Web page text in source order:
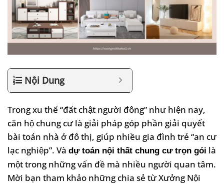
Nội Dung
Trong xu thế “đất chật người đông” như hiện nay,
căn hộ chung cư là giải pháp góp phần giải quyết
bài toán nhà ở đô thị, giúp nhiều gia đình trẻ “an cư
lạc nghiệp”. Và dự toán nội thất chung cư trọn gói là
một trong những vấn đề mà nhiều người quan tâm.
Mời bạn tham khảo những chia sẻ từ Xưởng Nội